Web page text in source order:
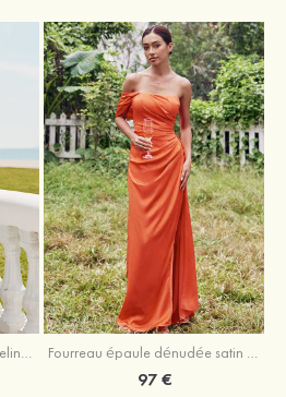
Robe trapèze col en v mousseline ras du sol robe de demoiselle d'honneur Fourreau épaule dénudée satin extensible ras du sol robe de demoiselle d'honneur
97 €